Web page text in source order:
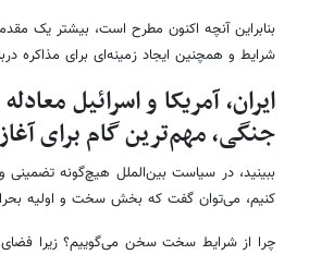
بنابراین آنچه اکنون مطرح است، بیشتر یک
شرایط و همچنین ایجاد زمینه‌ای برای مذاکره
ایران، آمریکا و اسرائیل
جنگی، مهم‌ترین گام برای
ببینید، در سیاست بین‌الملل هیچ‌گونه
کنیم، می‌توان گفت که بخش سخت و اولیه
چرا از شرایط سخت سخن می‌گوییم؟ زیرا